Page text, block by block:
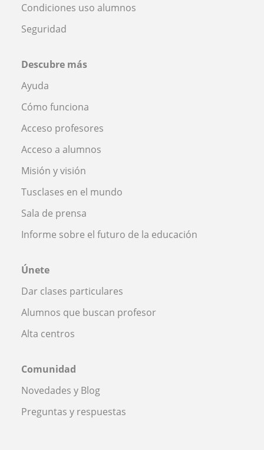
Condiciones uso alumnos
Seguridad
Descubre más
Ayuda
Cómo funciona
Acceso profesores
Acceso a alumnos
Misión y visión
Tusclases en el mundo
Sala de prensa
Informe sobre el futuro de la educación
Únete
Dar clases particulares
Alumnos que buscan profesor
Alta centros
Comunidad
Novedades y Blog
Preguntas y respuestas